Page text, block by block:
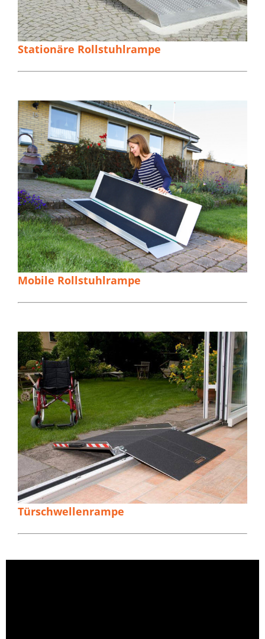
Stationäre Rollstuhlrampe
Mobile Rollstuhlrampe
Türschwellenrampe